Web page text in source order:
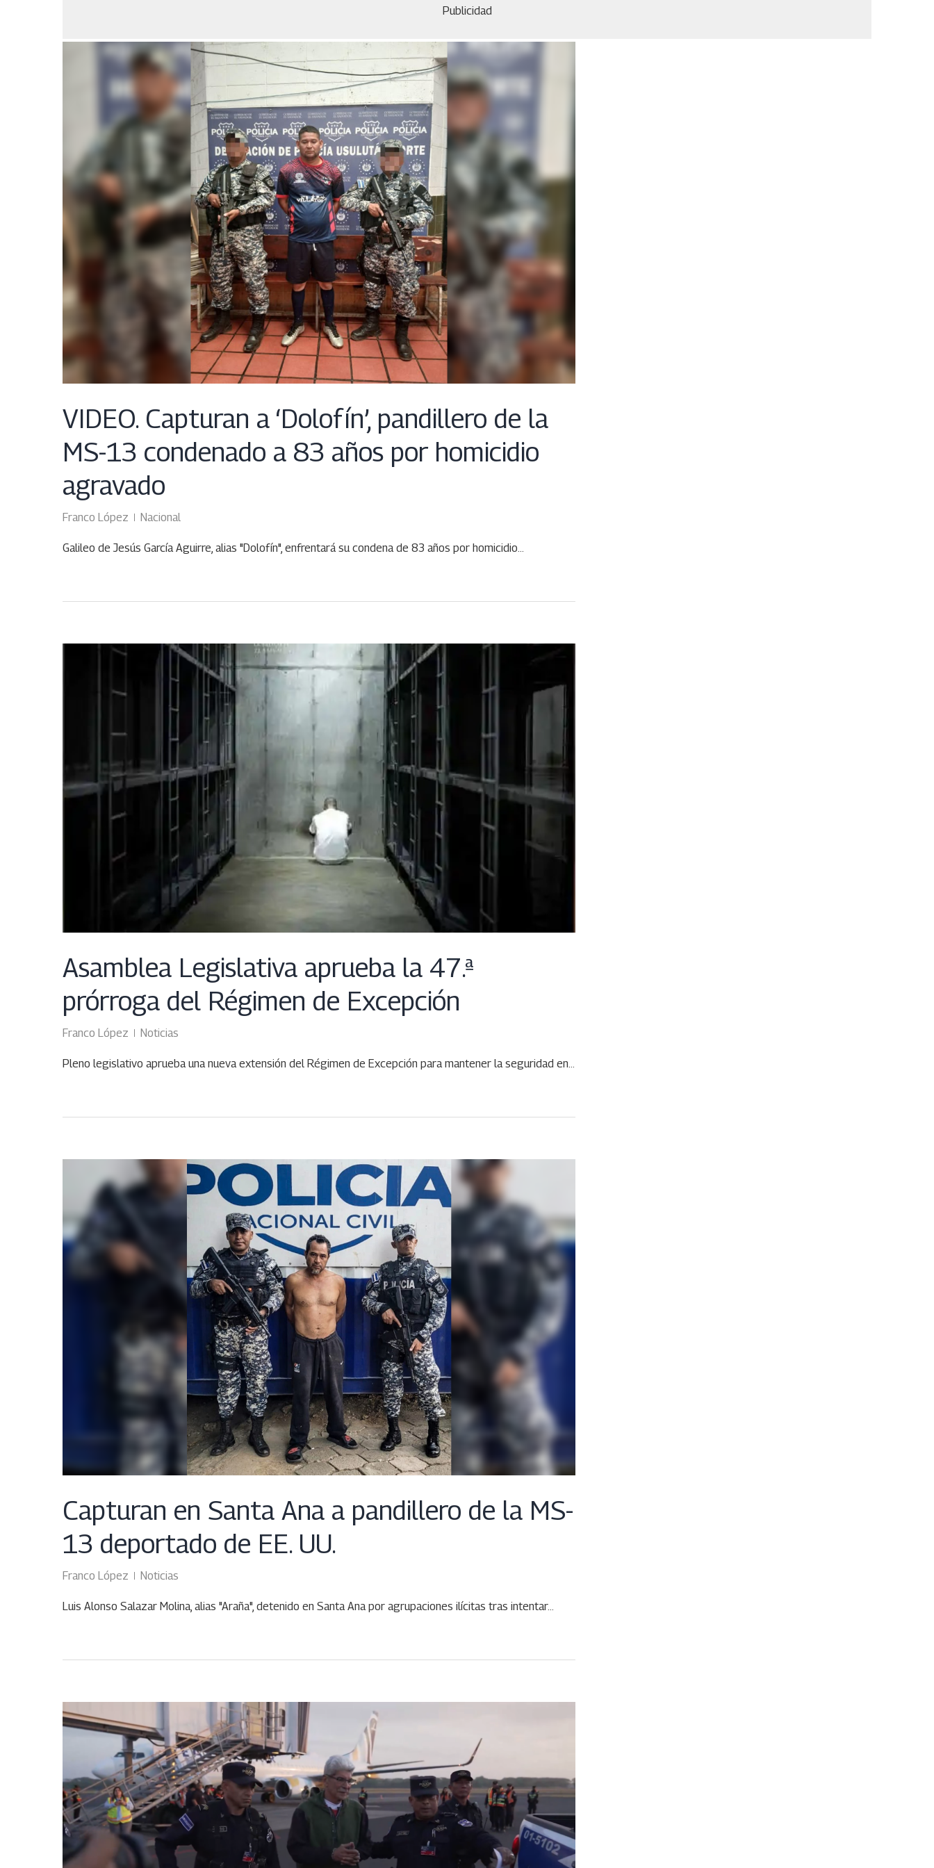
Publicidad
VIDEO. Capturan a ‘Dolofín’, pandillero de la
MS-13 condenado a 83 años por homicidio
agravado
Franco López Nacional
Galileo de Jesús García Aguirre, alias "Dolofín", enfrentará su condena de 83 años por homicidio…
Asamblea Legislativa aprueba la 47.ª
prórroga del Régimen de Excepción
Franco López Noticias
Pleno legislativo aprueba una nueva extensión del Régimen de Excepción para mantener la seguridad en…
30
Capturan en Santa Ana a pandillero de la MS-
13 deportado de EE. UU.
Franco López Noticias
Luis Alonso Salazar Molina, alias "Araña", detenido en Santa Ana por agrupaciones ilícitas tras intentar…
27